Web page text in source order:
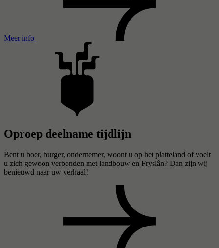
Meer info
Oproep deelname tijdlijn
Bent u boer, burger, ondernemer, woont u op het platteland of voelt
u zich gewoon verbonden met landbouw en Fryslân? Dan zijn wij
benieuwd naar uw verhaal!